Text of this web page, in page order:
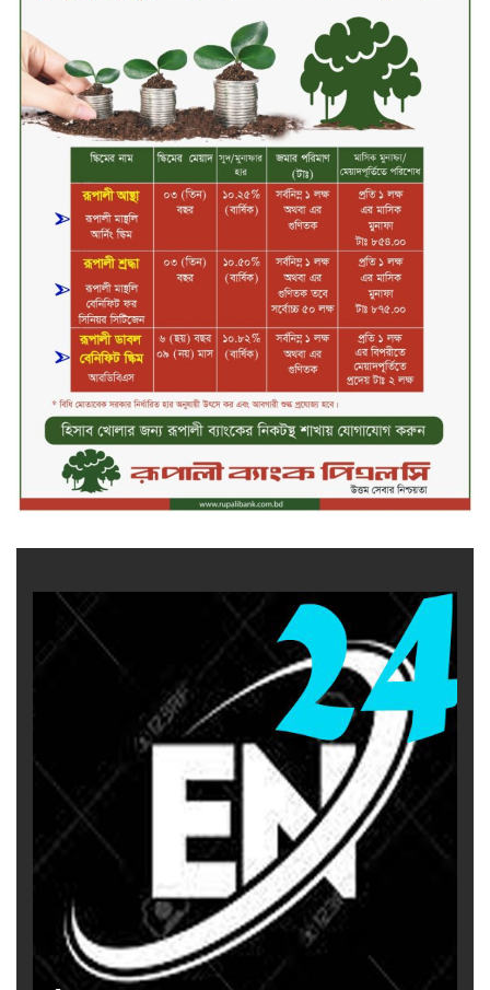
শান্তা পিনাকলে প্রিমিয়ার ব্যাংকের বোর্ড
সভা অনুষ্ঠিত
কাফরুলে মুক্তিযোদ্ধা কল্যাণ সমিতিতে
ইশতিয়াক আজিজ উলফাতের কোটি
টাকার দুর্নীতি, ফ্ল্যাট দখলের অপচেষ্টা ও
ব্যাংকিং খাত স্থিতিশীল করতে ১৮ মাসের
পরিকল্পনা কেন্দ্রীয় ব্যাংকের